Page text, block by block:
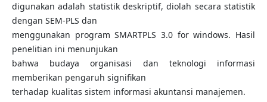
digunakan adalah statistik deskriptif, diolah secara statistik
dengan SEM-PLS dan
menggunakan program SMARTPLS 3.0 for windows. Hasil
penelitian ini menunjukan
bahwa budaya organisasi dan teknologi informasi
memberikan pengaruh signifikan
terhadap kualitas sistem informasi akuntansi manajemen.